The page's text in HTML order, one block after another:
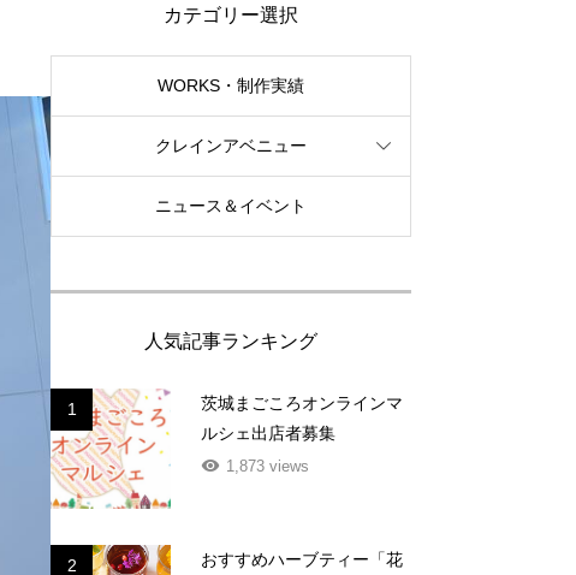
カテゴリー選択
WORKS・制作実績
クレインアベニュー
ニュース＆イベント
人気記事ランキング
1
茨城まごころオンラインマ
ルシェ出店者募集
1,873 views
2 おすすめハーブティー「花